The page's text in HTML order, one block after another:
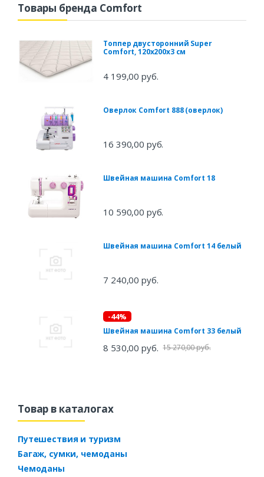
Товары бренда Comfort
Топпер двусторонний Super
Comfort, 120х200х3 см
4 199,00 руб.
Оверлок Comfort 888 (оверлок)
16 390,00 руб.
Швейная машина Comfort 18
10 590,00 руб.
Швейная машина Comfort 14 белый
7 240,00 руб.
-44%
Швейная машина Comfort 33 белый
8 530,00 руб. 15 270,00 руб.
Товар в каталогах
Путешествия и туризм
Багаж, сумки, чемоданы
Чемоданы